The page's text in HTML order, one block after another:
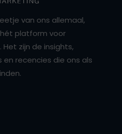
van ons allemaal,
hét platform voor
zijn de insights,
recencies die ons als